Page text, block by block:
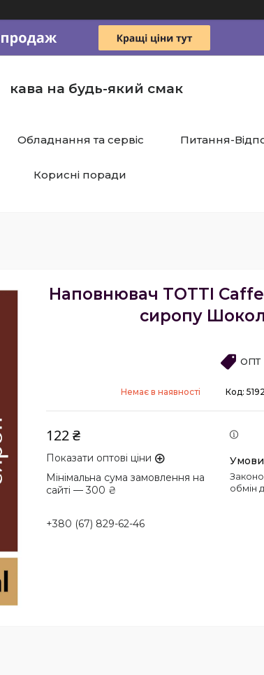
кава на будь-який смак
Обладнання та сервіс Питання-
Корисні поради
Наповнювач TOTTI
сиропу
ОПТ
Немає в наявності Код:
122 ₴
Показати оптові ціни
Мінімальна сума замовлення на
сайті — 300 ₴
+380 (67) 829-62-46
Законом не передбачено повернення та
обмін